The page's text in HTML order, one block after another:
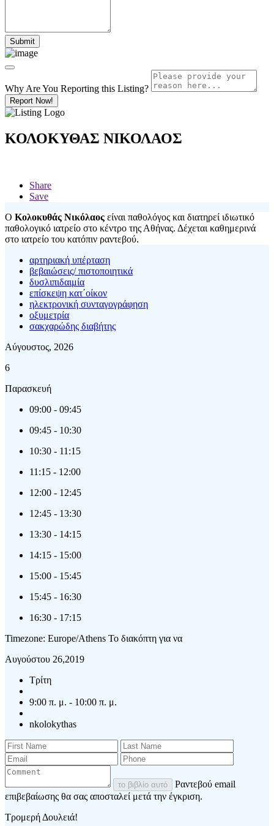
Why Are You Reporting this Listing?
Report Now!
ΚΟΛΟΚΥΘΑΣ ΝΙΚΟΛΑΟΣ
Share
Save
Ο Κολοκυθάς Νικόλαος είναι παθολόγος και διατηρεί ιδιωτικό
παθολογικό ιατρείο στο κέντρο της Αθήνας. Δέχεται καθημερινά
στο ιατρείο του κατόπιν ραντεβού.
αρτηριακή υπέρταση
βεβαιώσεις/ πιστοποιητικά
δυσλιπιδαιμία
επίσκεψη κατ΄οίκον
ηλεκτρονική συνταγογράφηση
οξυμετρία
σακχαρώδης διαβήτης
Αύγουστος, 2026
6
Παρασκευή
09:00 - 09:45
09:45 - 10:30
10:30 - 11:15
11:15 - 12:00
12:00 - 12:45
12:45 - 13:30
13:30 - 14:15
14:15 - 15:00
15:00 - 15:45
15:45 - 16:30
16:30 - 17:15
Timezone: Europe/Athens Το διακόπτη για να
Αυγούστου 26,2019
Τρίτη
9:00 π. μ. - 10:00 π. μ.
nkolokythas
το βιβλίο αυτό
Ραντεβού email
επιβεβαίωσης θα σας αποσταλεί μετά την έγκριση.
Τρομερή Δουλειά!